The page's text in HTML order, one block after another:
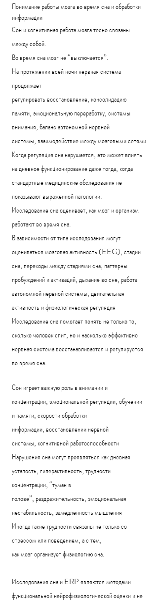
Понимание работы мозга во время сна и обработки
информации
Сон и когнитивная работа мозга тесно связаны
между собой.
Во время сна мозг не “выключается”.
На протяжении всей ночи нервная система
продолжает
регулировать восстановление, консолидацию
памяти,эмоциональную переработку,системы
внимания,баланс автономной нервной
системы, взаимодействие между мозговыми сетями
Когда регуляция сна нарушается, это может влиять
на дневное функционирование даже тогда, когда
стандартные медицинские обследования не
показывают выраженной патологии.
Исследование сна оценивает, как мозг и организм
работают во время сна.
В зависимости от типа исследования могут
оцениватьсямозговая активность (EEG),стадии
сна, переходы между стадиями сна, паттерны
пробуждений и активаций,дыхание во сне, работа
автономной нервной системы,двигательная
активность и физиологическая регуляция
Исследование сна помогает понять не только то,
сколько человек спит, но инасколько эффективно
нервная система восстанавливается и регулируется
во время сна.
Сон играет важную роль в внимании и
концентрации,эмоциональной регуляции,обучении
и памяти,скорости обработки
информации, восстановлении нервной
системы, когнитивной работоспособности
Нарушения сна могут проявляться какдневная
усталость, гиперактивность,трудности
концентрации,“туман в
голове”, раздражительность,эмоциональная
нестабильность,замедленность мышления
Иногда такие трудности связаны не только со
стрессом или поведением, а с тем,
как мозг организует физиологию сна.
Исследования сна и ERP являются методами
функциональной нейрофизиологической оценки и не